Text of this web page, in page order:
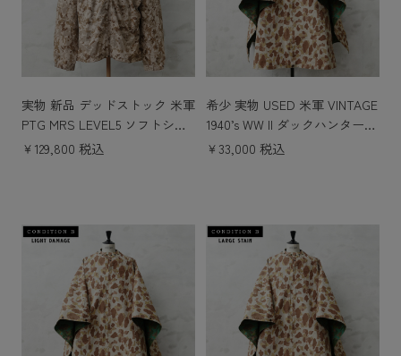
実物 新品 デッドストック 米軍
PTG MRS LEVEL5 ソフトシェ
ル ジャケット AOR1 DESERT
￥129,800 税込
希少 実物 USED 米軍 VINTAGE
1940’s WW II ダックハンターカ
モ リバーシブル ポンチョ / 軍
￥33,000 税込